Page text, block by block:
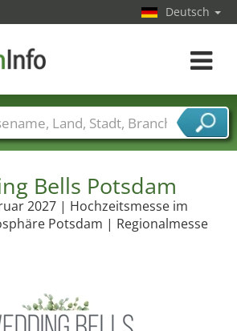
Bells Potsdam
2027 | Hochzeitsmesse im
Potsdam | Regionalmesse
Deutsch
Toggle
Länder Städte
Branchen